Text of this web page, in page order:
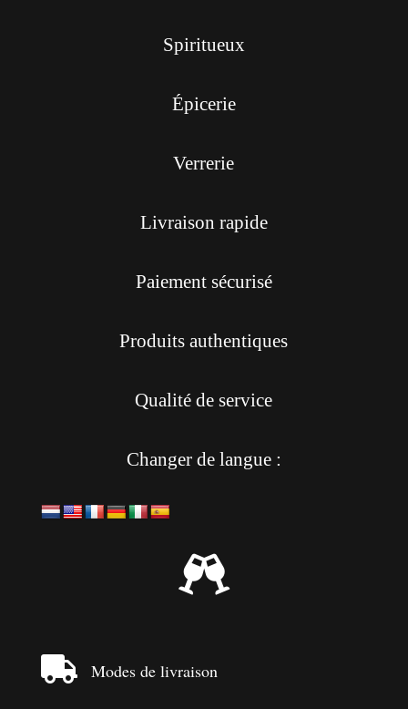
Spiritueux
Épicerie
Verrerie
Livraison rapide
Paiement sécurisé
Produits authentiques
Qualité de service
Changer de langue :

 Modes de livraison